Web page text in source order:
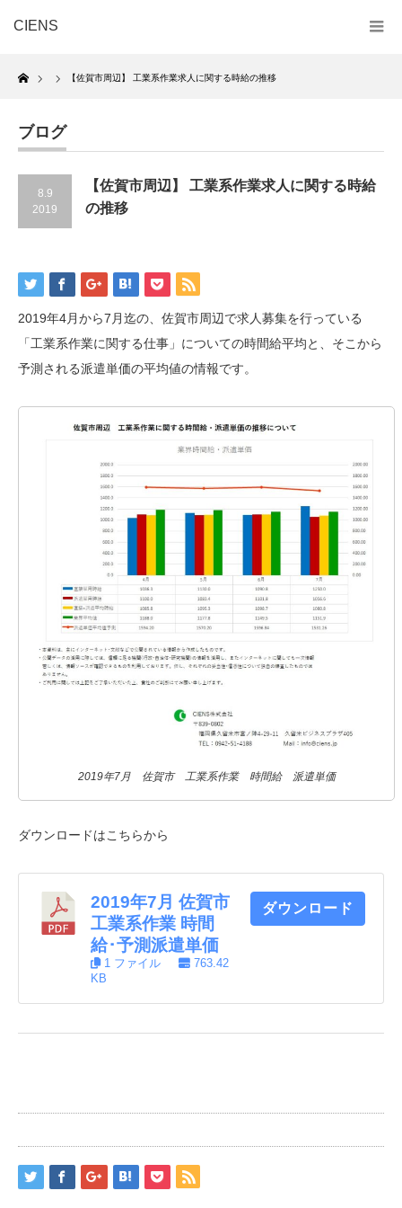
CIENS
Home
【佐賀市周辺】 工業系作業求人に関する時給の推移
ブログ
8.9
2019
【佐賀市周辺】 工業系作業求人に関する時給
の推移
2019年4月から7月迄の、佐賀市周辺で求人募集を行っている
「工業系作業に関する仕事」についての時間給平均と、そこから
予測される派遣単価の平均値の情報です。
2019年7月 佐賀市 工業系作業 時間給 派遣単価
ダウンロードはこちらから
2019年7月 佐賀市
工業系作業 時間
給･予測派遣単価
1 ファイル
763.42
KB
ダウンロード